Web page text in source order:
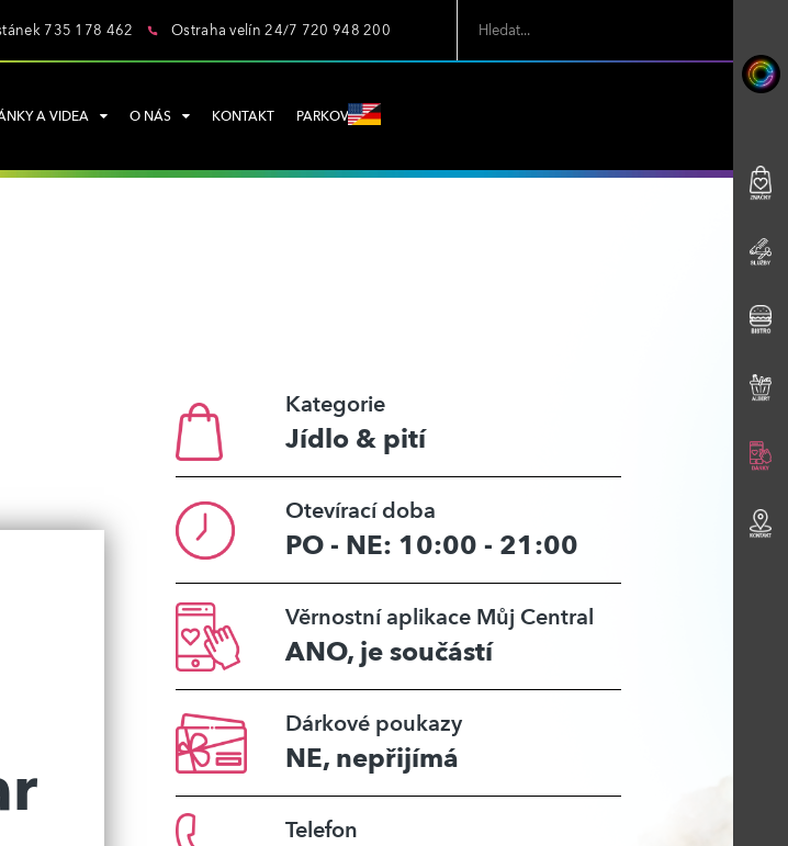
735 178 462 Ostraha velín 24/7 720 948 200
A VIDEA O NÁS KONTAKT PARKOVÁNÍ
Kategorie
Jídlo & pití
Otevírací doba
PO - NE: 10:00 - 21:00
Věrnostní aplikace Můj Central
ANO, je součástí
Dárkové poukazy
NE, nepřijímá
Telefon